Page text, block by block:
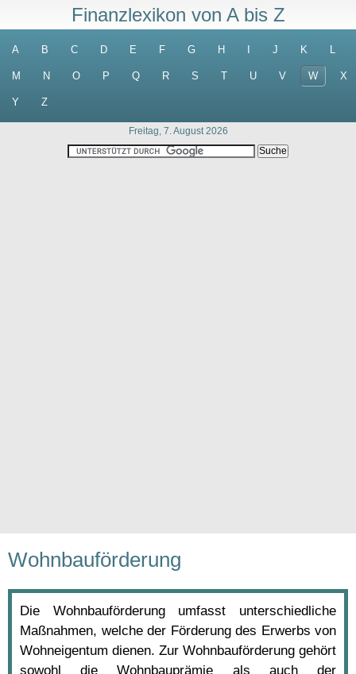
Finanzlexikon von A bis Z
A B C D E F G H J K L
M N O P Q R S T U V W X
Y Z
Freitag, 7. August 2026
Wohnbauförderung
Die Wohnbauförderung umfasst unterschiedliche
Maßnahmen, welche der Förderung des Erwerbs von
Wohneigentum dienen. Zur Wohnbauförderung gehört
sowohl die Wohnbauprämie als auch der